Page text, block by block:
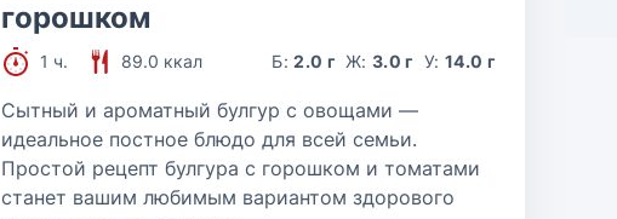
горошком
1 ч. 89.0 ккал Б:2.0 г Ж:3.0 г У: 14.0 г
Сытный и ароматный булгур с овощами —
идеальное постное блюдо для всей семьи.
Простой рецепт булгура с горошком и томатами
станет вашим любимым вариантом здорового